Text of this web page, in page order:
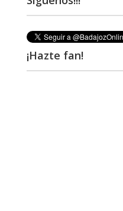
¡Hazte fan!